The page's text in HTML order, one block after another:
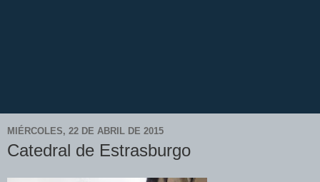
MIÉRCOLES, 22 DE ABRIL DE 2015
Catedral de Estrasburgo